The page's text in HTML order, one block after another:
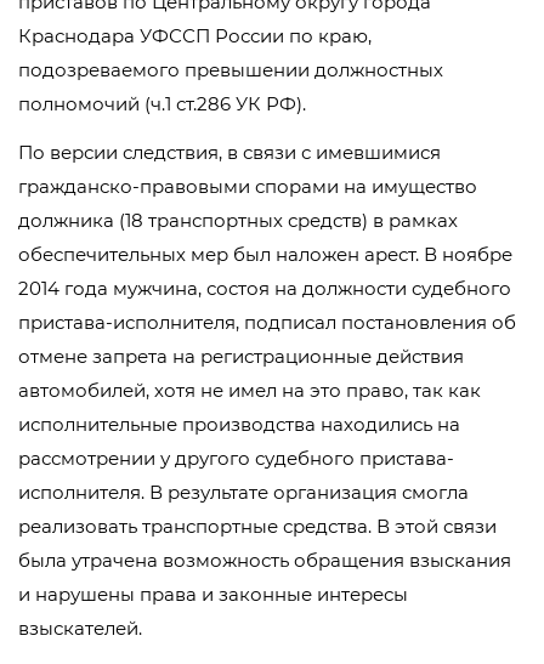
Краснодара УФССП России по краю,
подозреваемого превышении должностных
полномочий (ч.1 ст.286 УК РФ).
По версии следствия, в связи с имевшимися
гражданско-правовыми спорами на имущество
должника (18 транспортных средств) в рамках
обеспечительных мер был наложен арест. В ноябре
2014 года мужчина, состоя на должности судебного
пристава-исполнителя, подписал постановления об
отмене запрета на регистрационные действия
автомобилей, хотя не имел на это право, так как
исполнительные производства находились на
рассмотрении у другого судебного пристава-
исполнителя. В результате организация смогла
реализовать транспортные средства. В этой связи
была утрачена возможность обращения взыскания
и нарушены права и законные интересы
взыскателей.